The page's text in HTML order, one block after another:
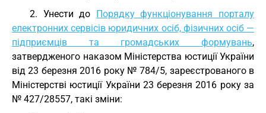
2. Унести до Порядку функціонування порталу
електронних сервісів юридичних осіб, фізичних осіб —
підприємців та громадських формувань,
затвердженого наказом Міністерства юстиції України
від 23 березня 2016 року № 784/5, зареєстрованого в
Міністерстві юстиції України 23 березня 2016 року за
№ 427/28557, такі зміни: